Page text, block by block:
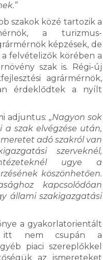
szakok közé tartozik a
a turizmus-
képzések, de
felvételizők körében a
szak is. Régi-új
agrármérnök,
érdeklődtek a nyílt
adjuntus: „Nagyon sok
szak elvégzése után,
adó szakról van
szerveknél,
ugye a
köszönhetően.
kapcsolódóan
állami szakigazgatási
a gyakorlatorientált
itt nem csupán a
piaci szereplőkkel
az ismereteket